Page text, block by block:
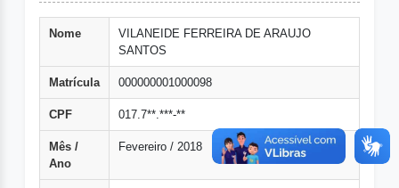
Nome
VILANEIDE FERREIRA DE ARAUJO
SANTOS
Matrícula 000000001000098
CPF 017.7**.***-**
Mês /
Ano
Fevereiro / 2018